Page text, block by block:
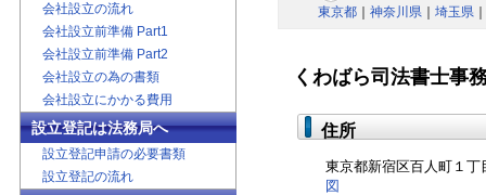
会社設立の流れ
会社設立前準備 Part1
会社設立前準備 Part2
会社設立の為の書類
会社設立にかかる費用
設立登記は法務局へ
設立登記申請の必要書類
設立登記の流れ
東京都 神奈川県 埼玉県
くわばら司法書士事
住所
東京都新宿区百人町１
図